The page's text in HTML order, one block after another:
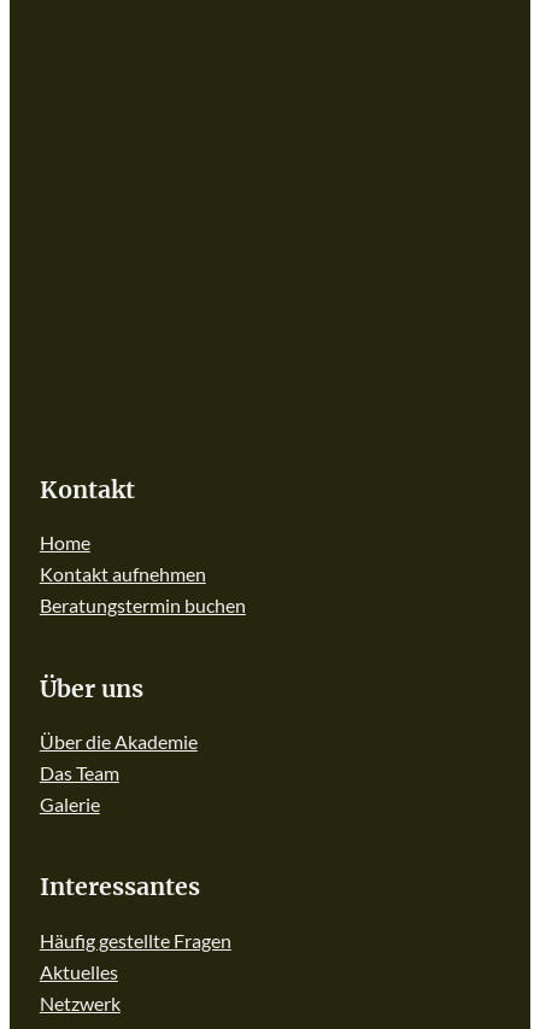
Kontakt
Home
Kontakt aufnehmen
Beratungstermin buchen
Über uns
Über die Akademie
Das Team
Galerie
Interessantes
Häufig gestellte Fragen
Aktuelles
Netzwerk